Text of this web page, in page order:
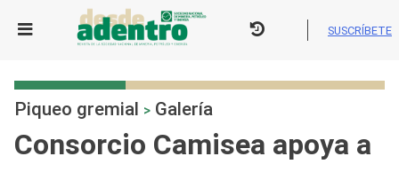
SUSCRÍBETE
Piqueo gremial > Galería
Consorcio Camisea apoya a